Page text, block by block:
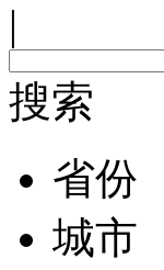
|
搜索
省份
城市